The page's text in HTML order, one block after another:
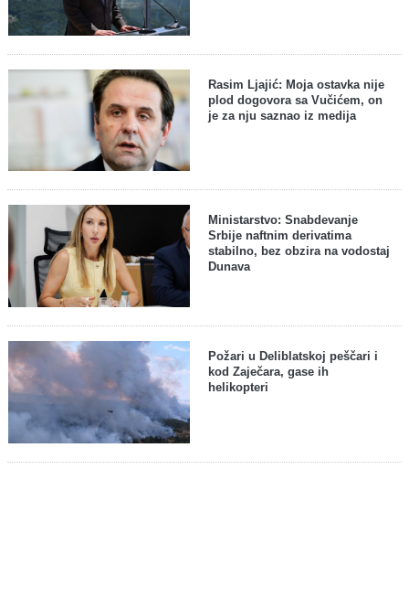
Rasim Ljajić: Moja ostavka nije
plod dogovora sa Vučićem, on
je za nju saznao iz medija
Ministarstvo: Snabdevanje
Srbije naftnim derivatima
stabilno, bez obzira na vodostaj
Dunava
Požari u Deliblatskoj peščari i
kod Zaječara, gase ih
helikopteri